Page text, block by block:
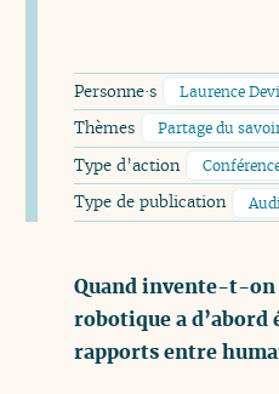
Personne·s Laurence
Thèmes Partage du
Type d’action
Type de publication
Quand invente-t-on
robotique a
rapports entre